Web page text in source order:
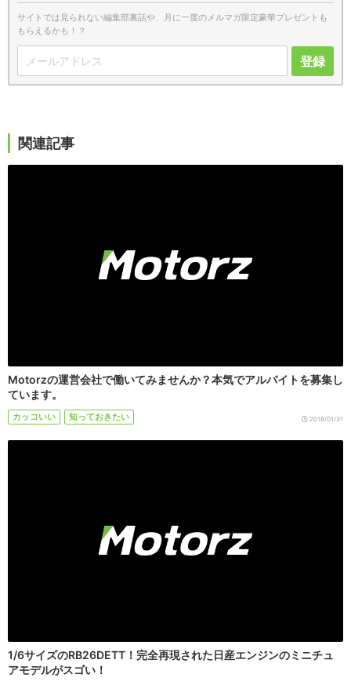
サイトでは見られない編集部裏話や、月に一度のメルマガ限定豪華プレゼントも
もらえるかも！？
登録
関連記事
Motorzの運営会社で働いてみませんか？本気でアルバイトを募集し
ています。
カッコいい 知っておきたい 2018/01/31
1/6サイズのRB26DETT！完全再現された日産エンジンのミニチュ
アモデルがスゴい！